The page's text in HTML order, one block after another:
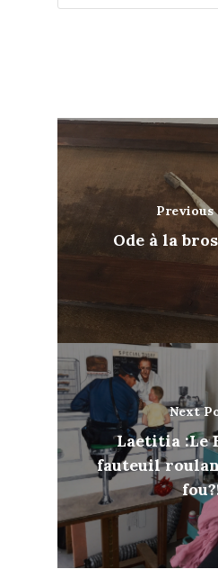
Previous
Ode à la
Next
Laetitia :Le
fauteuil